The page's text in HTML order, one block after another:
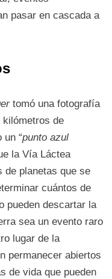
pasar en cascada a
tomó una fotografía
de
un “punto azul
la Vía Láctea
de planetas que se
cuántos de
pueden descartar la
sea un evento raro
lugar de la
permanecer abiertos
de vida que pueden